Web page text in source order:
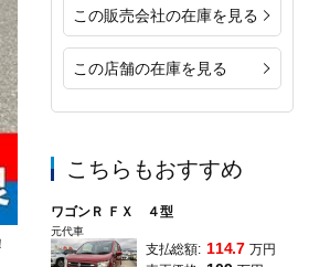
スズキ自販奈良はスズキの正規ディーラーです！
この販売会社の在庫を見る
この店舗の在庫を見る
こちらもおすすめ
ワゴンＲ ＦＸ ４型
元代車
支払総額: 114.7 万円